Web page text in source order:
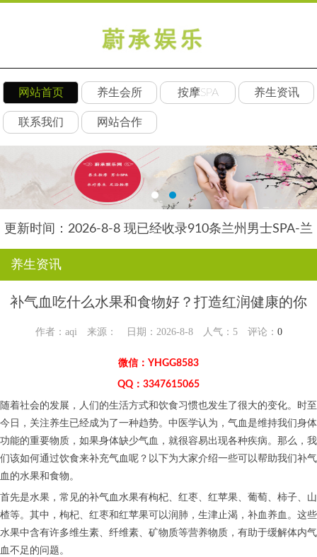
网站首页 养生会所 按摩SPA 养生资讯
联系我们 网站合作
更新时间：2026-8-8 现已经收录910条兰州男士SPA-兰
养生资讯
补气血吃什么水果和食物好？打造红润健康的你
作者：aqi 来源： 日期：2026-8-8 人气： 5评论： 0
微信：YHGG8583
QQ：3347615065
随着社会的发展，人们的生活方式和饮食习惯也发生了很大的变化。时至
今日，关注养生已经成为了一种趋势。中医学认为，气血是维持我们身体
功能的重要物质，如果身体缺少气血，就很容易出现各种疾病。那么，我
们该如何通过饮食来补充气血呢？以下为大家介绍一些可以帮助我们补气
血的水果和食物。
首先是水果，常见的补气血水果有枸杞、红枣、红苹果、葡萄、柿子、山
楂等。其中，枸杞、红枣和红苹果可以润肺，生津止渴，补血养血。这些
水果中含有许多维生素、纤维素、矿物质等营养物质，有助于缓解体内气
血不足的问题。